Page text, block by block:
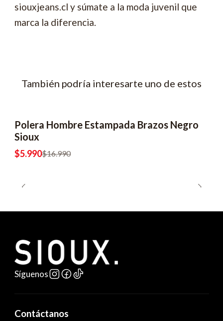
siouxjeans.cl y súmate a la moda juvenil que
marca la diferencia.
También podría interesarte uno de estos
-65% OFF
Polera Hombre Estampada Brazos Negro
Sioux
$5.990$16.990
Síguenos
Contáctanos